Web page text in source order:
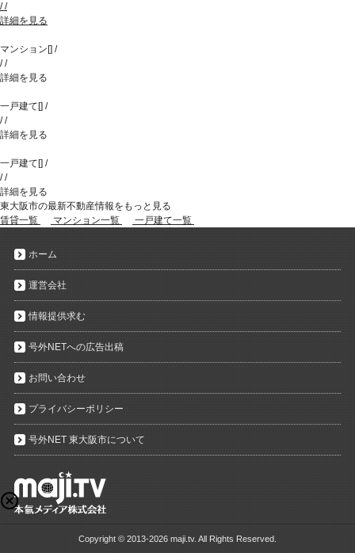
//
詳細を見る
マンション [] /
//
詳細を見る
一戸建て [] /
//
詳細を見る
一戸建て [] /
//
詳細を見る
東大阪市の最新不動産情報をもっと見る
賃貸一覧
マンション一覧 一戸建て一覧
ホーム
運営会社
情報提供求む
号外NETへの広告出稿
お問い合わせ
プライバシーポリシー
号外NET 東大阪市について
Copyright © 2013-2026 maji.tv. All Rights Reserved.